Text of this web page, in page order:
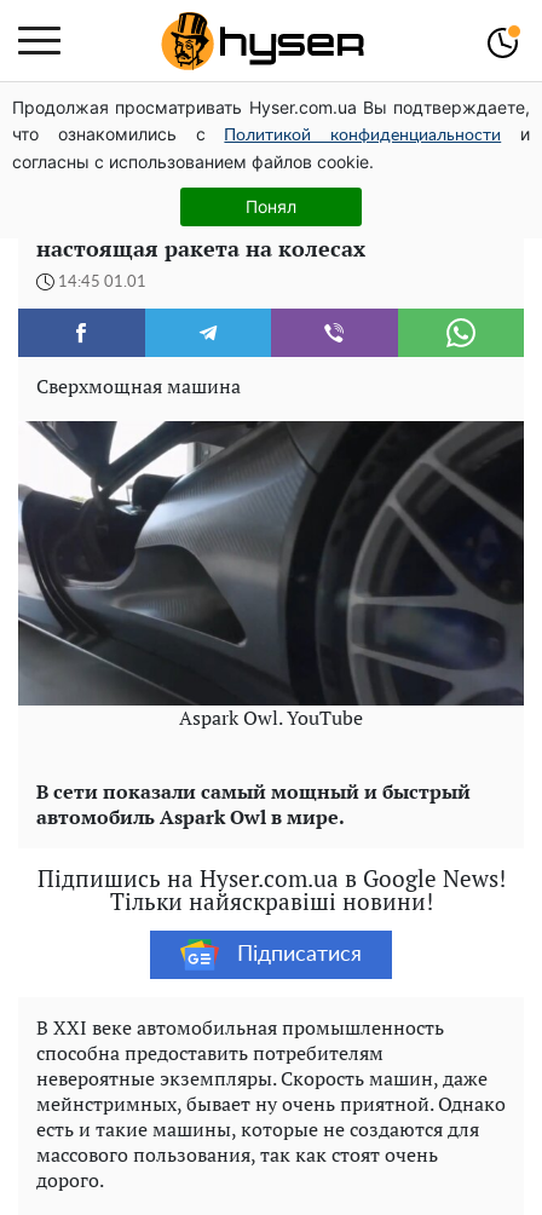
Продолжая просматривать Hyser.com.ua Вы подтверждаете,
что ознакомились с
Политикой конфиденциальности
и
согласны с использованием файлов cookie.
Понял
Гола Олена Тополя у цікавих позах змусила відвисати
щелепи: злив відео – було лише початком
В сети показали, как выглядит самый
мощный и быстрый гиперкар Aspark Owl:
настоящая ракета на колесах
14:45 01.01
Сверхмощная машина
Aspark Owl. YouTube
В сети показали самый мощный и быстрый
автомобиль Aspark Owl в мире.
Підпишись на Hyser.com.ua в Google News!
Тільки найяскравіші новини!
Підписатися
В XXI веке автомобильная промышленность
способна предоставить потребителям
невероятные экземпляры. Скорость машин, даже
мейнстримных, бывает ну очень приятной. Однако
есть и такие машины, которые не создаются для
массового пользования, так как стоят очень
дорого.